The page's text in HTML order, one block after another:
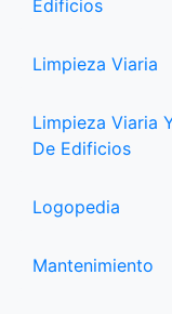
Edificios
Limpieza Viaria
Limpieza Viaria
De Edificios
Logopedia
Mantenimiento